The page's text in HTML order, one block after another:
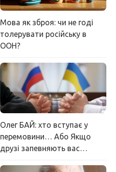
Мова як зброя: чи не годі
толерувати російську в
ООН?
Олег БАЙ: хто вступає у
перемовини… Або Якщо
друзі запевняють вас…